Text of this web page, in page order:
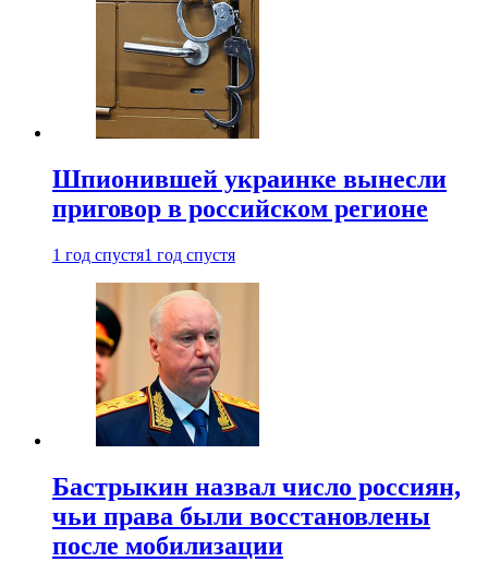
Шпионившей украинке вынесли
приговор в российском регионе
1 год спустя1 год спустя
Бастрыкин назвал число россиян,
чьи права были восстановлены
после мобилизации